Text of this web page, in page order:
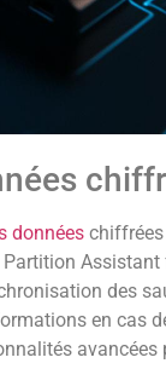
données chiffrées
des
en cas